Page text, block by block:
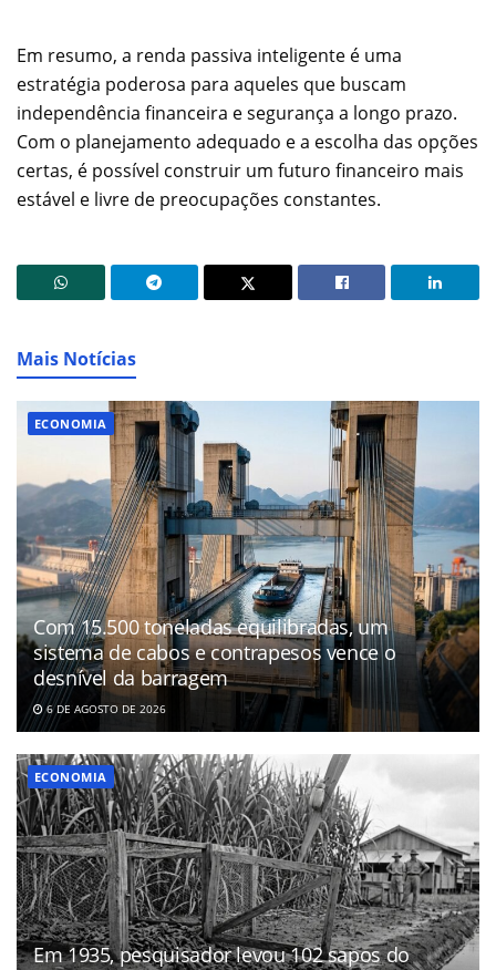
Em resumo, a renda passiva inteligente é uma
estratégia poderosa para aqueles que buscam
independência financeira e segurança a longo prazo.
Com o planejamento adequado e a escolha das opções
certas, é possível construir um futuro financeiro mais
estável e livre de preocupações constantes.
Mais Notícias
ECONOMIA
Com 15.500 toneladas equilibradas, um
sistema de cabos e contrapesos vence o
desnível da barragem
6 DE AGOSTO DE 2026
ECONOMIA
Em 1935, pesquisador levou 102 sapos do